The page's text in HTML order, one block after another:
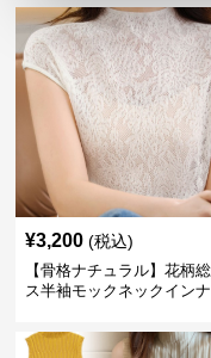
¥3,200 (税込)
【骨格ナチュラル】花柄
ス半袖モックネックイン